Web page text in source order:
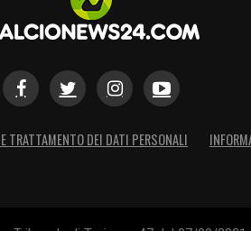
TRATTAMENTO DEI DATI PERSONALI